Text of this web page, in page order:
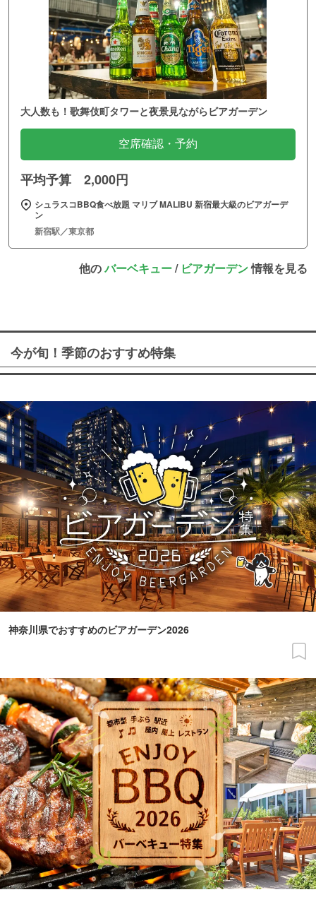
大人数も！歌舞伎町タワーと夜景見ながらビアガーデン
空席確認・予約
平均予算 2,000円
シュラスコBBQ食べ放題 マリブ MALIBU 新宿最大級のビアガーデ
ン
新宿駅／東京都
他のバーベキュー/ ビアガーデン情報を見る
今が旬！季節のおすすめ特集
神奈川県でおすすめのビアガーデン2026